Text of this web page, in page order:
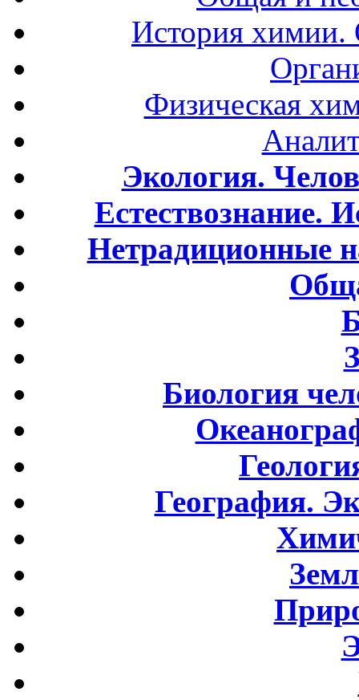
История
Физическая
Экология.
Естествознание.
Нетрадиционные
Биология
География.